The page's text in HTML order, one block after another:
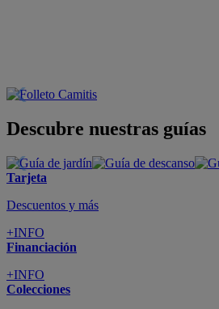
Descubre nuestras guías
Tarjeta
Descuentos y más
+INFO
Financiación
+INFO
Colecciones